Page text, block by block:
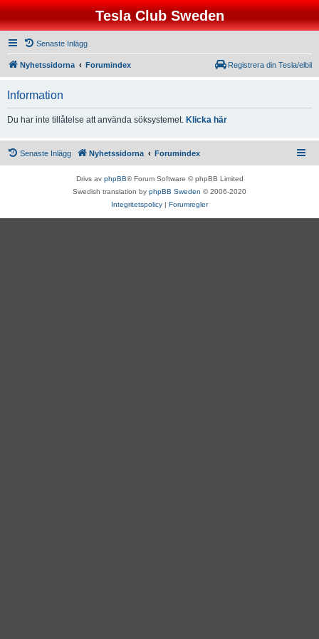
Tesla Club Sweden
Senaste Inlägg
Nyhetssidorna Forumindex Registrera din Tesla/elbil
Information
Du har inte tillåtelse att använda söksystemet. Klicka här
Senaste Inlägg Nyhetssidorna Forumindex
Drivs av phpBB® Forum Software © phpBB Limited
Swedish translation by phpBB Sweden © 2006-2020
Integritetspolicy | Forumregler